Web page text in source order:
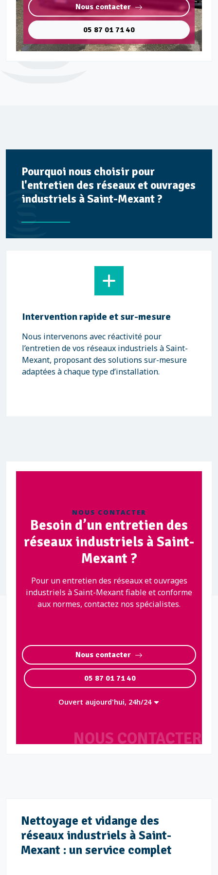
Nous contacter
05 87 01 71 40
Pourquoi nous choisir pour
l'entretien des réseaux et ouvrages
industriels à Saint-Mexant ?
Intervention rapide et sur-mesure
Nous intervenons avec réactivité pour
l’entretien de vos réseaux industriels à Saint-
Mexant, proposant des solutions sur-mesure
adaptées à chaque type d’installation.
NOUS CONTACTER
NOUS CONTACTER
Besoin d’un entretien des
réseaux industriels à Saint-
Mexant ?
Pour un entretien des réseaux et ouvrages
industriels à Saint-Mexant fiable et conforme
aux normes, contactez nos spécialistes.
Nous contacter
05 87 01 71 40
Ouvert aujourd'hui, 24h/24
Nettoyage et vidange des
réseaux industriels à Saint-
Mexant : un service complet